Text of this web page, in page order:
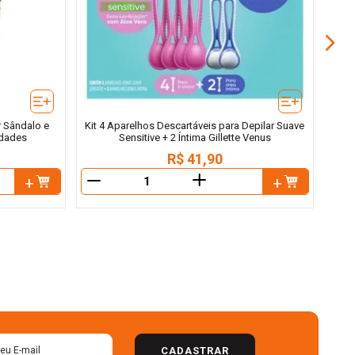
Sândalo e
Kit 4 Aparelhos Descartáveis para Depilar Suave
Sensitive + 2 Íntima Gillette Venus
R$ 41,90
＋
CADASTRAR